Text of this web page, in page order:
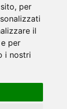
per
il
per
i nostri
al carrello